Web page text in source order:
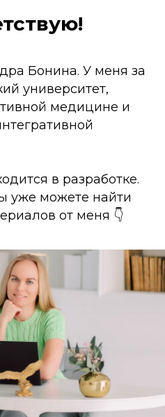
Бонина. У меня за
университет,
медицине и
в разработке.
уже можете найти
от меня 👇